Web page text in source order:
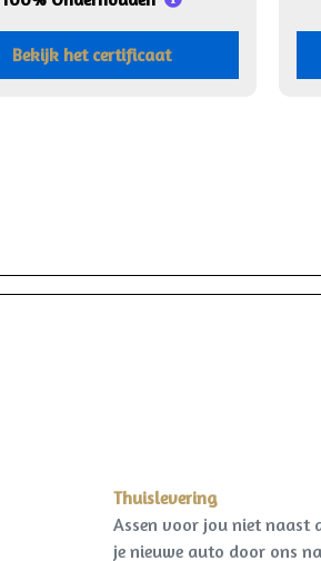
Bekijk het certificaat
Thuislevering
Assen voor jou niet naast
je nieuwe auto door ons